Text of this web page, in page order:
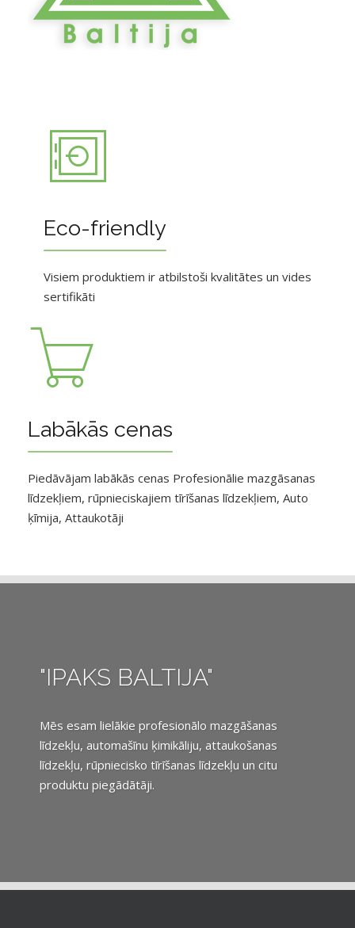
Eco-friendly
Visiem produktiem ir atbilstoši kvalitātes un vides
sertifikāti
Labākās cenas
Piedāvājam labākās cenas Profesionālie mazgāsanas
līdzekļiem, rūpnieciskajiem tīrīšanas līdzekļiem, Auto
ķīmija, Attaukotāji
"IPAKS BALTIJA"
Mēs esam lielākie profesionālo mazgāšanas
līdzekļu, automašīnu ķimikāliju, attaukošanas
līdzekļu, rūpniecisko tīrīšanas līdzekļu un citu
produktu piegādātāji.